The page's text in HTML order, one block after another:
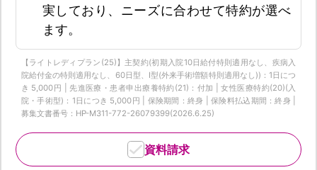
実しており、ニーズに合わせて特約が選べ
ます。
【ライトレディプラン(25)】主契約(初期入院10日給付特則適用なし、疾病入
院給付金の特則適用なし、60日型、I型(外来手術増額特則適用なし))：1日につ
き 5,000円 | 先進医療・患者申出療養特約(21)：付加 | 女性医療特約(20)(入
院・手術型)：1日につき 5,000円 | 保険期間：終身 | 保険料払込期間：終身 |
募集文書番号：HP-M311-772-26079399(2026.6.25)
資料請求